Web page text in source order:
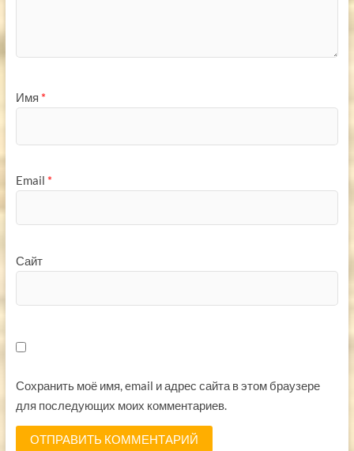
Имя *
Email *
Сайт
Сохранить моё имя, email и адрес сайта в этом браузере
для последующих моих комментариев.